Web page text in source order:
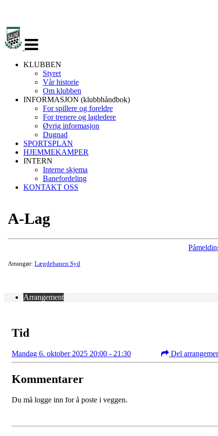
navigasjon
KLUBBEN
Styret
Vår historie
Om klubben
INFORMASJON (klubbhåndbok)
For spillere og foreldre
For trenere og lagledere
Øvrig informasjon
Dugnad
SPORTSPLAN
HJEMMEKAMPER
INTERN
Interne skjema
Banefordeling
KONTAKT OSS
A-Lag
Arrangør: Lægdebanen Syd
Arrangement
Tid
Mandag 6. oktober 2025 20:00 - 21:30 Del
Kommentarer
Du må logge inn for å poste i veggen.